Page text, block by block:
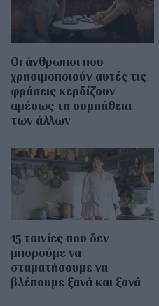
Οι άνθρωποι που
χρησιμοποιούν αυτές τις
φράσεις κερδίζουν
αμέσως τη συμπάθεια
των άλλων
15 ταινίες που δεν
μπορούμε να
σταματήσουμε να
βλέπουμε ξανά και ξανά